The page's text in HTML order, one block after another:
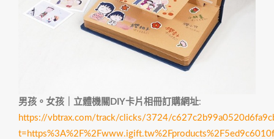
男孩。女孩｜立體機關DIY卡片相冊訂購網址:
https://vbtrax.com/track/clicks/3724/